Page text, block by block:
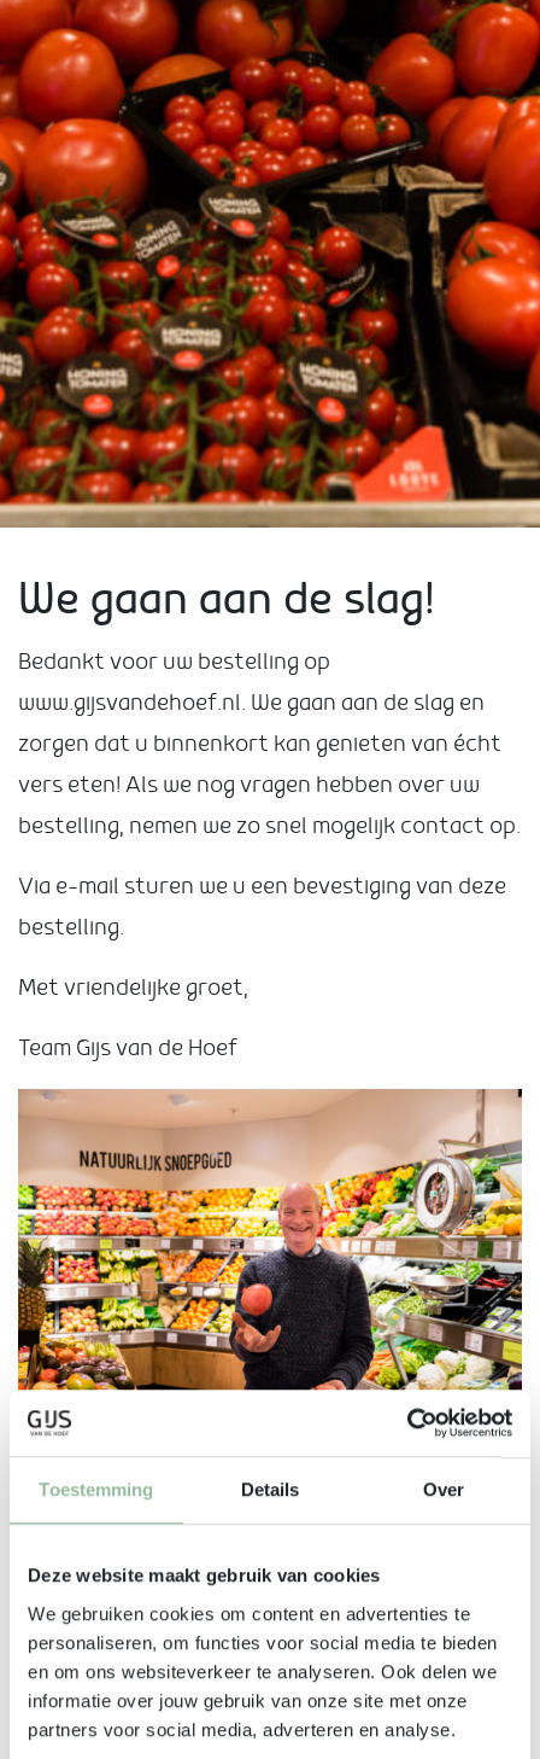
Toestemming Details Over
Deze website maakt gebruik van cookies
We gebruiken cookies om content en advertenties te
personaliseren, om functies voor social media te bieden
en om ons websiteverkeer te analyseren. Ook delen we
informatie over jouw gebruik van onze site met onze
partners voor social media, adverteren en analyse.
We gaan aan de slag!
Bedankt voor uw bestelling op
www.gijsvandehoef.nl. We gaan aan de slag en
zorgen dat u binnenkort kan genieten van écht
vers eten! Als we nog vragen hebben over uw
bestelling, nemen we zo snel mogelijk contact op.
Via e-mail sturen we u een bevestiging van deze
bestelling.
Met vriendelijke groet,
Team Gijs van de Hoef
Gemak
Wij maken gezond eten makkelijk. Onze kant-en-
klaarmaaltijden, smoothies en salades zijn